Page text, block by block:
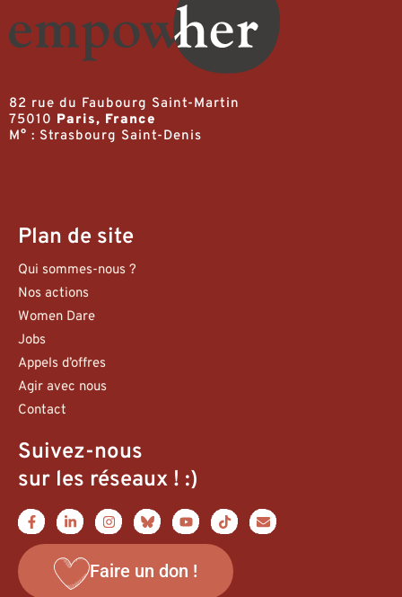
82 rue du Faubourg Saint-Martin
75010 Paris, France
M° : Strasbourg Saint-Denis
Plan de site
Qui sommes-nous ?
Nos actions
Women Dare
Jobs
Appels d’offres
Agir avec nous
Contact
Suivez-nous
sur les réseaux ! :)
Faire un don !